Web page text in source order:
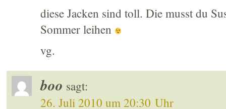
diese Jacken sind toll. Die musst du
Sommer leihen
vg.
boo sagt:
26. Juli 2010 um 20:30 Uhr